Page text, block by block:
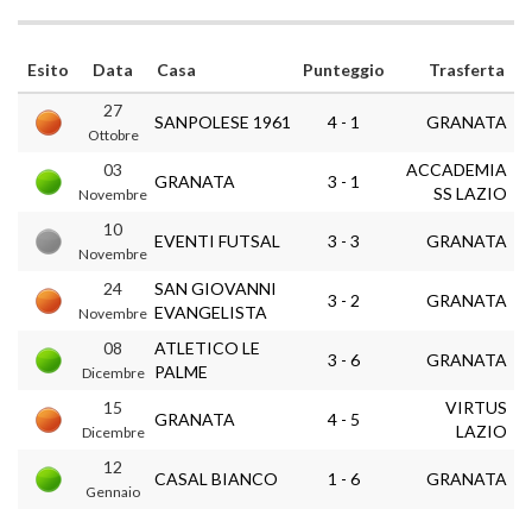
Esito Data Casa Punteggio
Trasferta
27
Ottobre
SANPOLESE 1961 4 - 1 GRANATA
03
Novembre
GRANATA 3 - 1
ACCADEMIA
SS LAZIO
10
Novembre
EVENTI FUTSAL 3 - 3 GRANATA
24
Novembre
SAN GIOVANNI
EVANGELISTA
3 - 2 GRANATA
08
Dicembre
ATLETICO LE
PALME
3 - 6 GRANATA
15
Dicembre
GRANATA 4 - 5
VIRTUS
LAZIO
12
Gennaio
CASAL BIANCO 1 - 6 GRANATA